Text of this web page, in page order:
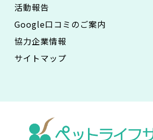
活動報告
Google口コミのご案内
協力企業情報
サイトマップ